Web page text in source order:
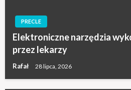
PRECLE
Elektroniczne narzędzia
przez lekarzy
Rafał 28 lipca, 2026